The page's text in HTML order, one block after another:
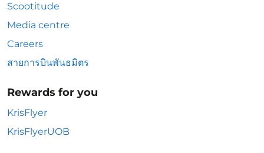
Scootitude
Media centre
Careers
สายการบินพันธมิตร
Rewards for you
KrisFlyer
KrisFlyerUOB